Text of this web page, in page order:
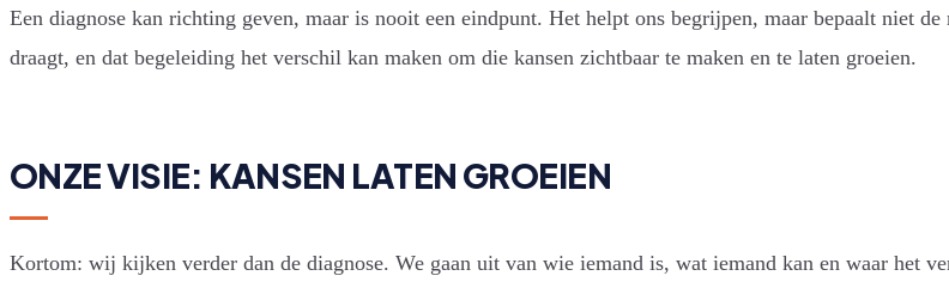
Een diagnose kan richting geven, maar is nooit een eindpunt. Het helpt ons begrijpen, maar bepaalt niet
draagt, en dat begeleiding het verschil kan maken om die kansen zichtbaar te maken en te laten groeien.
ONZE VISIE: KANSEN LATEN GROEIEN
Kortom: wij kijken verder dan de diagnose. We gaan uit van wie iemand is, wat iemand kan en waar het